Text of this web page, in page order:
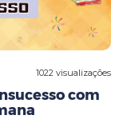
1022 visualizações
com